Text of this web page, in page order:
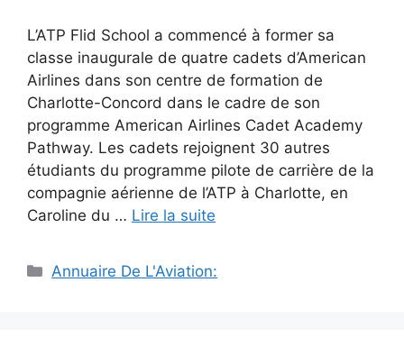
L’ATP Flid School a commencé à former sa
classe inaugurale de quatre cadets d’American
Airlines dans son centre de formation de
Charlotte-Concord dans le cadre de son
programme American Airlines Cadet Academy
Pathway. Les cadets rejoignent 30 autres
étudiants du programme pilote de carrière de la
compagnie aérienne de l’ATP à Charlotte, en
Caroline du … Lire la suite
Catégories
Annuaire De L'Aviation: